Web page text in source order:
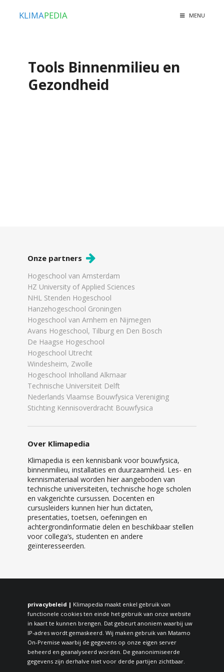
KLIMAPEDIA MENU
Tools Binnenmilieu en
Gezondheid
Onze partners
Hogeschool van Amsterdam
HZ University of Applied Sciences
NHL Stenden Hogeschool
Hanzehogeschool Groningen
Hogeschool van Arnhem en Nijmegen
Avans Hogeschool, Tilburg en Den Bosch
De Haagse Hogeschool
Hogeschool Utrecht
Windesheim, Zwolle
Hogeschool Inholland Alkmaar
Technische Universiteit Delft
Nederlands Vlaamse Bouwfysica Vereniging
Stichting Kennisoverdracht Bouwfysica
Over Klimapedia
Klimapedia is een kennisbank voor bouwfysica,
binnenmilieu, installaties en duurzaamheid. Les- en
kennismateriaal worden hier aangeboden van
technische universiteiten, technische hoge scholen
en vakgerichte cursussen. Docenten en
cursusleiders kunnen hier hun dictaten,
presentaties, toetsen, oefeningen en
achtergrondinformatie delen en beschikbaar stellen
voor collega’s, studenten en andere
geïnteresseerden.
privacybeleid | Klimapedia maakt enkel gebruik van
functionele cookies ten einde het gebruik van onze website
in kaart te kunnen brengen. Dat gebeurt anoniem waarbij uw
IP-adres wordt gemaskeerd. Wij maken gebruik van Matamo
On-Premise waarbij de gegevens op onze eigen server
beheerd en geanalyseerd worden. De geanonimiseerde
gegevens zijn derhalve niet voor derde partijen zichtbaar.